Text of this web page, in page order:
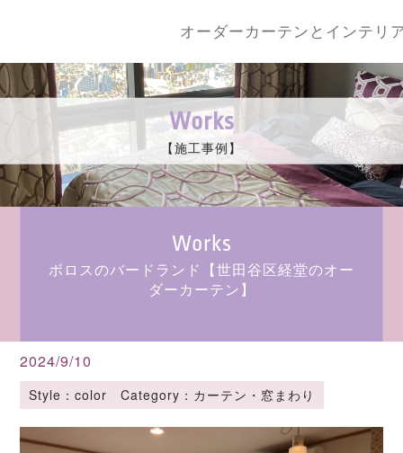
オーダーカーテンとインテリ
Works
【施工事例】
Works
ボロスのバードランド【世田谷区経堂のオー
ダーカーテン】
2024/9/10
Style：color Category：カーテン・窓まわり